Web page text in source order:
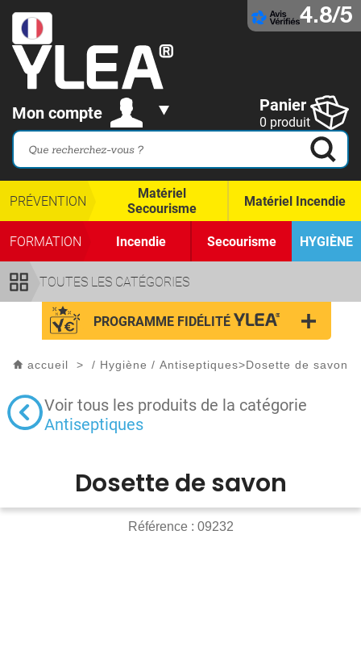
4.8/5
Mon compte Panier
0 produit
TOUTES LES CATÉGORIES
PRÉVENTION
Matériel
Secourisme
Matériel Incendie
FORMATION Incendie Secourisme HYGIÈNE
PROGRAMME FIDÉLITÉ
accueil > / Hygiène / Antiseptiques>Dosette de savon
Voir tous les produits de la catégorie
Antiseptiques
Dosette de savon
Référence : 09232